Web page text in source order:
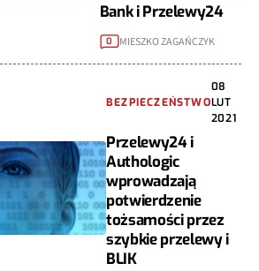
Bank i Przelewy24
0 MIESZKO ZAGAŃCZYK
BEZPIECZEŃSTWO
08
LUT
2021
Przelewy24 i
Authologic
wprowadzają
potwierdzenie
tożsamości przez
szybkie przelewy i
BLIK